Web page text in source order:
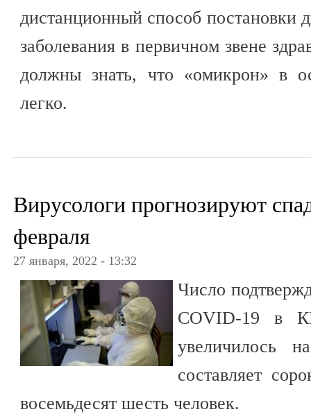
дистанционный способ постановки
заболевания в первичном звене
должны знать, что «омикрон» в
легко.
Вирусологи прогнозируют
февраля
27 января, 2022 - 13:32
Число
COVID-19 в
увеличилось
составляет
восемьдесят шесть человек.